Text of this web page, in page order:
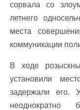
сорвала со
летнего
места
коммуникации
В ходе
установили
задержали его.